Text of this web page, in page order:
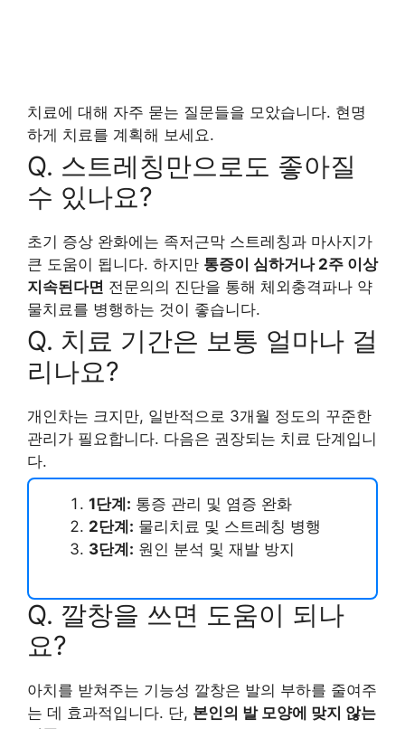
치료에 대해 자주 묻는 질문들을 모았습니다. 현명
하게 치료를 계획해 보세요.
Q. 스트레칭만으로도 좋아질
수 있나요?
초기 증상 완화에는 족저근막 스트레칭과 마사지가
큰 도움이 됩니다. 하지만 통증이 심하거나 2주 이상
지속된다면 전문의의 진단을 통해 체외충격파나 약
물치료를 병행하는 것이 좋습니다.
Q. 치료 기간은 보통 얼마나 걸
리나요?
개인차는 크지만, 일반적으로 3개월 정도의 꾸준한
관리가 필요합니다. 다음은 권장되는 치료 단계입니
다.
1단계: 통증 관리 및 염증 완화
2단계: 물리치료 및 스트레칭 병행
3단계: 원인 분석 및 재발 방지
Q. 깔창을 쓰면 도움이 되나
요?
아치를 받쳐주는 기능성 깔창은 발의 부하를 줄여주
는 데 효과적입니다. 단, 본인의 발 모양에 맞지 않는